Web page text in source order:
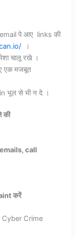
पे आए links की
।
चालू रखे ।
एक मजबूत
भूल से भी न दे ।
की
call
करें
Crime